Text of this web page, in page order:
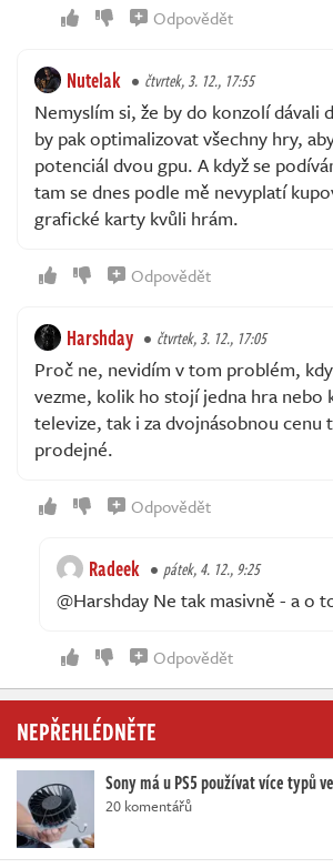
Odpovědět
Nutelak čtvrtek, 3. 12., 17:55
Nemyslím si, že by do konzolí dávali
by pak optimalizovat všechny hry,
potenciál dvou gpu. A když se
tam se dnes podle mě nevyplatí
grafické karty kvůli hrám.
Odpovědět
Harshday čtvrtek, 3. 12., 17:05
Proč ne, nevidím v tom problém,
vezme, kolik ho stojí jedna hra nebo
televize, tak i za dvojnásobnou cenu
prodejné.
Odpovědět
Radeek pátek, 4. 12., 9:25
@Harshday Ne tak masivně - a o
Odpovědět
NEPŘEHLÉDNĚTE
Sony má u PS5 používat více typů
20 komentářů